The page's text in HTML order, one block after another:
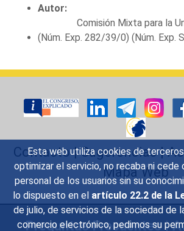
Esta web utiliza cookies de
optimizar el servicio, no recaba ni
personal de los usuarios sin su
lo dispuesto en el artículo 22.2 de la
de julio, de servicios de la sociedad de
comercio electrónico, pedimos su
Autor:
Comisión Mixta para la
(Núm. Exp. 282/39/0) (Núm. Exp.
Contacto|Sugerencias|
Mapa Web
Preguntas Frecuentes|